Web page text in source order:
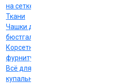
на сетке
Ткани
Чашки для
бюстгальтеров
Корсетная
фурнитура
Всё для
купальников